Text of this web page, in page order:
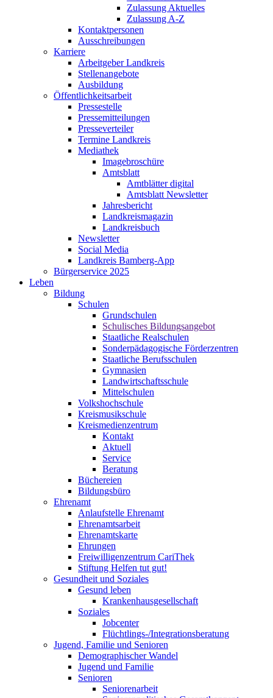
Zulassung Aktuelles
Zulassung A-Z
Kontaktpersonen
Ausschreibungen
Karriere
Arbeitgeber Landkreis
Stellenangebote
Ausbildung
Öffentlichkeitsarbeit
Pressestelle
Pressemitteilungen
Presseverteiler
Termine Landkreis
Mediathek
Imagebroschüre
Amtsblatt
Amtblätter digital
Amtsblatt Newsletter
Jahresbericht
Landkreismagazin
Landkreisbuch
Newsletter
Social Media
Landkreis Bamberg-App
Bürgerservice 2025
Leben
Bildung
Schulen
Grundschulen
Schulisches Bildungsangebot
Staatliche Realschulen
Sonderpädagogische Förderzentren
Staatliche Berufsschulen
Gymnasien
Landwirtschaftsschule
Mittelschulen
Volkshochschule
Kreismusikschule
Kreismedienzentrum
Kontakt
Aktuell
Service
Beratung
Büchereien
Bildungsbüro
Ehrenamt
Anlaufstelle Ehrenamt
Ehrenamtsarbeit
Ehrenamtskarte
Ehrungen
Freiwilligenzentrum CariThek
Stiftung Helfen tut gut!
Gesundheit und Soziales
Gesund leben
Krankenhausgesellschaft
Soziales
Jobcenter
Flüchtlings-/Integrationsberatung
Jugend, Familie und Senioren
Demographischer Wandel
Jugend und Familie
Senioren
Seniorenarbeit